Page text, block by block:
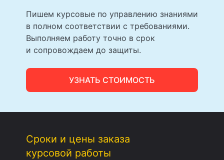
Пишем курсовые по управлению знаниями
в полном соответствии с требованиями.
Выполняем работу точно в срок
и сопровождаем до защиты.
УЗНАТЬ СТОИМОСТЬ
Сроки и цены заказа
курсовой работы